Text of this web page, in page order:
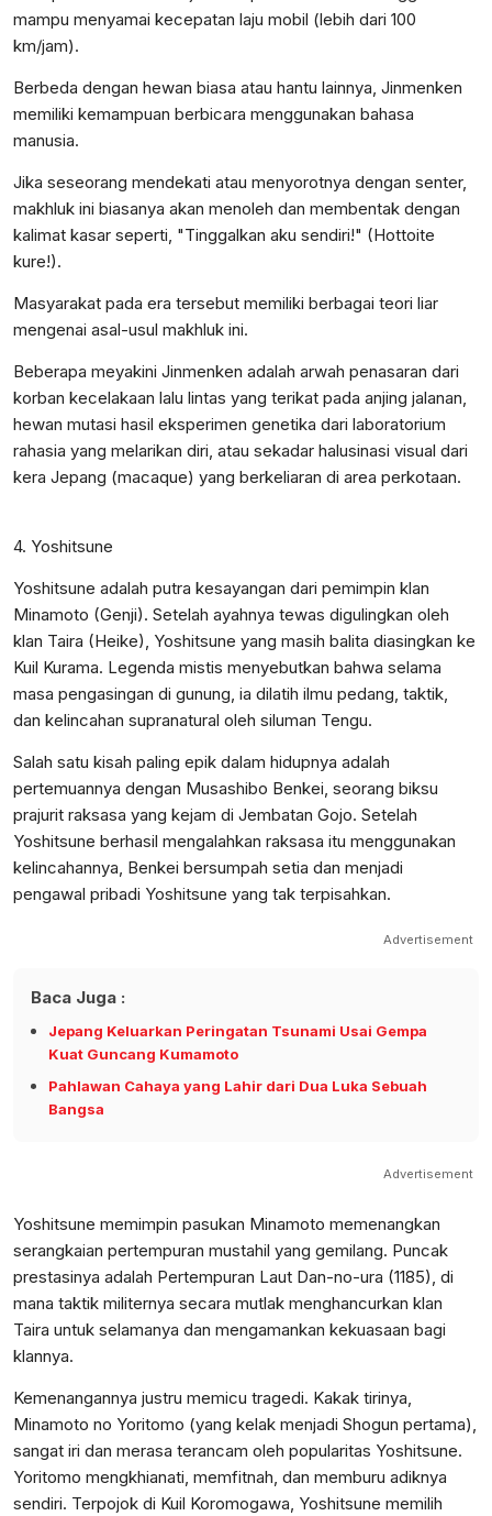
mampu menyamai kecepatan laju mobil (lebih dari 100
km/jam).
Berbeda dengan hewan biasa atau hantu lainnya, Jinmenken
memiliki kemampuan berbicara menggunakan bahasa
manusia.
Jika seseorang mendekati atau menyorotnya dengan senter,
makhluk ini biasanya akan menoleh dan membentak dengan
kalimat kasar seperti, "Tinggalkan aku sendiri!" (Hottoite
kure!).
Masyarakat pada era tersebut memiliki berbagai teori liar
mengenai asal-usul makhluk ini.
Beberapa meyakini Jinmenken adalah arwah penasaran dari
korban kecelakaan lalu lintas yang terikat pada anjing jalanan,
hewan mutasi hasil eksperimen genetika dari laboratorium
rahasia yang melarikan diri, atau sekadar halusinasi visual dari
kera Jepang (macaque) yang berkeliaran di area perkotaan.
4. Yoshitsune
Yoshitsune adalah putra kesayangan dari pemimpin klan
Minamoto (Genji). Setelah ayahnya tewas digulingkan oleh
klan Taira (Heike), Yoshitsune yang masih balita diasingkan ke
Kuil Kurama. Legenda mistis menyebutkan bahwa selama
masa pengasingan di gunung, ia dilatih ilmu pedang, taktik,
dan kelincahan supranatural oleh siluman Tengu.
Salah satu kisah paling epik dalam hidupnya adalah
pertemuannya dengan Musashibo Benkei, seorang biksu
prajurit raksasa yang kejam di Jembatan Gojo. Setelah
Yoshitsune berhasil mengalahkan raksasa itu menggunakan
kelincahannya, Benkei bersumpah setia dan menjadi
pengawal pribadi Yoshitsune yang tak terpisahkan.
Advertisement
Baca Juga :
Jepang Keluarkan Peringatan Tsunami Usai Gempa
Kuat Guncang Kumamoto
Pahlawan Cahaya yang Lahir dari Dua Luka Sebuah
Bangsa
Advertisement
Yoshitsune memimpin pasukan Minamoto memenangkan
serangkaian pertempuran mustahil yang gemilang. Puncak
prestasinya adalah Pertempuran Laut Dan-no-ura (1185), di
mana taktik militernya secara mutlak menghancurkan klan
Taira untuk selamanya dan mengamankan kekuasaan bagi
klannya.
Kemenangannya justru memicu tragedi. Kakak tirinya,
Minamoto no Yoritomo (yang kelak menjadi Shogun pertama),
sangat iri dan merasa terancam oleh popularitas Yoshitsune.
Yoritomo mengkhianati, memfitnah, dan memburu adiknya
sendiri. Terpojok di Kuil Koromogawa, Yoshitsune memilih